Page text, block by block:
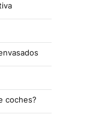
coches?